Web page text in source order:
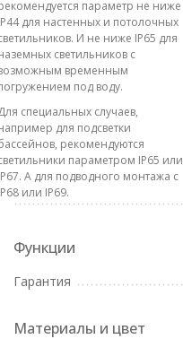
параметр не ниже
для настенных и потолочных
И не ниже IP65 для
светильников с
временным
под воду.
специальных случаев,
для подсветки
рекомендуются
параметром IP65 или
А для подводного монтажа с
или IP69.
Функции
Гарантия
Материалы и цвет